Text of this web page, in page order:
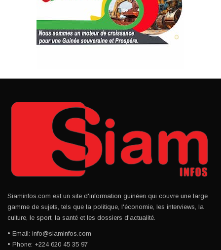
Siaminfos.com est un site d'information guinéen qui couvre une large
gamme de sujets, tels que la politique, l'économie, les interviews, la
culture, le sport, la santé et les dossiers d'actualité.
• Email: info@siaminfos.com
• Phone: +224 620 45 35 97